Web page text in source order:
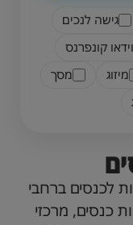
גישה לנכים
וידאו קונפרנס
מיזוג
מסך
לכנסים ברחבי
כנסים, מרכזי